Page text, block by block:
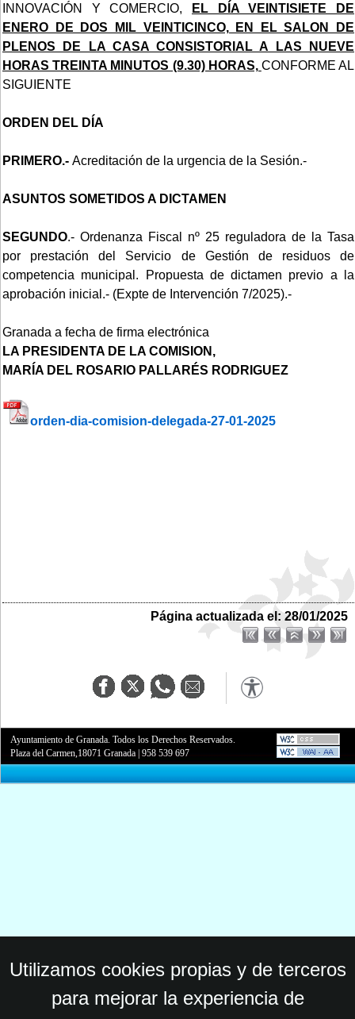
INNOVACIÓN Y COMERCIO,
EL DÍA VEINTISIETE DE
ENERO DE DOS MIL VEINTICINCO, EN EL SALON DE
PLENOS DE LA CASA CONSISTORIAL A LAS NUEVE
HORAS TREINTA MINUTOS (9.30) HORAS, CONFORME AL
SIGUIENTE
ORDEN DEL DÍA
PRIMERO.- Acreditación de la urgencia de la Sesión.-
ASUNTOS SOMETIDOS A DICTAMEN
SEGUNDO.- Ordenanza Fiscal nº 25 reguladora de la Tasa
por prestación del Servicio de Gestión de residuos de
competencia municipal. Propuesta de dictamen previo a la
aprobación inicial.- (Expte de Intervención 7/2025).-
Granada a fecha de firma electrónica
LA PRESIDENTA DE LA COMISION,
MARÍA DEL ROSARIO PALLARÉS RODRIGUEZ
orden-dia-comision-delegada-27-01-2025
Página actualizada el: 28/01/2025
Ayuntamiento de Granada. Todos los Derechos Reservados.
Plaza del Carmen,18071 Granada |958 539 697
Utilizamos cookies propias y de terceros
para mejorar la experiencia de